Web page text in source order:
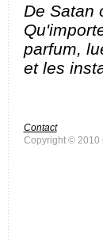
De Satan
parfum,
et les
Contact
Copyright © 2010